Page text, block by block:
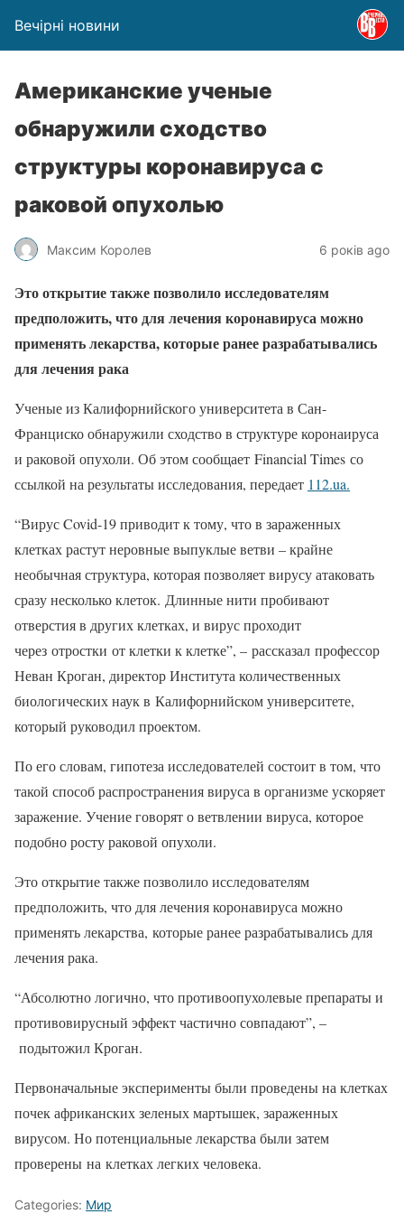
Вечірні новини
Американские ученые
обнаружили сходство
структуры коронавируса с
раковой опухолью
Максим Королев 6 років ago
Это открытие также позволило исследователям
предположить, что для лечения коронавируса можно
применять лекарства, которые ранее разрабатывались
для лечения рака
Ученые из Калифорнийского университета в Сан-
Франциско обнаружили сходство в структуре коронаируса
и раковой опухоли. Об этом сообщает Financial Times со
ссылкой на результаты исследования, передает 112.ua.
“Вирус Covid-19 приводит к тому, что в зараженных
клетках растут неровные выпуклые ветви – крайне
необычная структура, которая позволяет вирусу атаковать
сразу несколько клеток. Длинные нити пробивают
отверстия в других клетках, и вирус проходит
через отростки от клетки к клетке”, – рассказал профессор
Неван Кроган, директор Института количественных
биологических наук в Калифорнийском университете,
который руководил проектом.
По его словам, гипотеза исследователей состоит в том, что
такой способ распространения вируса в организме ускоряет
заражение. Учение говорят о ветвлении вируса, которое
подобно росту раковой опухоли.
Это открытие также позволило исследователям
предположить, что для лечения коронавируса можно
применять лекарства, которые ранее разрабатывались для
лечения рака.
“Абсолютно логично, что противоопухолевые препараты и
противовирусный эффект частично совпадают”, –
подытожил Кроган.
Первоначальные эксперименты были проведены на клетках
почек африканских зеленых мартышек, зараженных
вирусом. Но потенциальные лекарства были затем
проверены на клетках легких человека.
Categories: Мир